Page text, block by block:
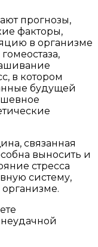
прогнозы,
факторы,
в организме
в котором
будущей
связанная
выносить и
стресса
систему,